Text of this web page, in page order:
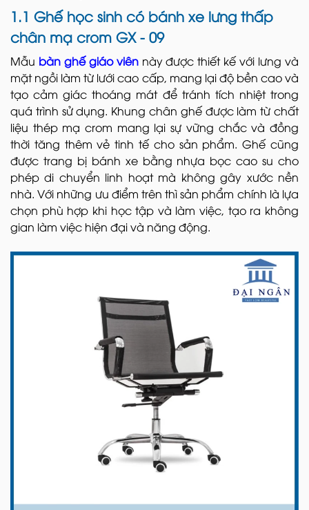
1.1 Ghế học sinh có bánh xe lưng thấp
chân mạ crom GX - 09
Mẫu bàn ghế giáo viên này được thiết kế với lưng và
mặt ngồi làm từ lưới cao cấp, mang lại độ bền cao và
tạo cảm giác thoáng mát để tránh tích nhiệt trong
quá trình sử dụng. Khung chân ghế được làm từ chất
liệu thép mạ crom mang lại sự vững chắc và đồng
thời tăng thêm vẻ tinh tế cho sản phẩm. Ghế cũng
được trang bị bánh xe bằng nhựa bọc cao su cho
phép di chuyển linh hoạt mà không gây xước nền
nhà. Với những ưu điểm trên thì sản phẩm chính là lựa
chọn phù hợp khi học tập và làm việc, tạo ra không
gian làm việc hiện đại và năng động.